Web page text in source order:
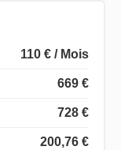
110 € / Mois
669 €
728 €
200,76 €